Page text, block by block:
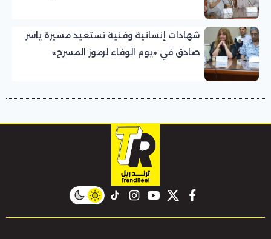
شهادات إنسانية وفنية تستعيد مسيرة ياسر
صادق في «يوم الوفاء لرموز المسرح»
facebook
twitter
youtube
instagram
tiktok